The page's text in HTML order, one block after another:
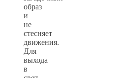
образ
и
не
стесняет
движения.
Для
выхода
в